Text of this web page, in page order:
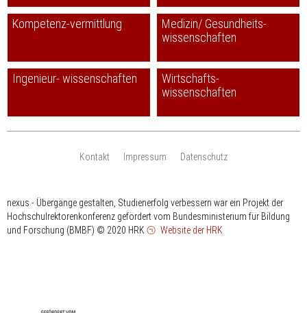
Kompetenz-vermittlung
Medizin/ Gesundheits-
wissenschaften
Ingenieur- wissenschaften
Wirtschafts-
wissenschaften
Kontakt Impressum Datenschutz
nexus - Übergänge gestalten, Studienerfolg verbessern war ein Projekt der
Hochschulrektorenkonferenz gefördert vom Bundesministerium für Bildung
und Forschung (BMBF) © 2020 HRK Website der HRK